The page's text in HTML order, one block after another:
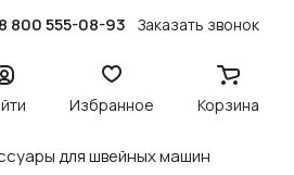
8 800 555-08-93 Заказать звонок
Избранное Корзина
для швейных машин